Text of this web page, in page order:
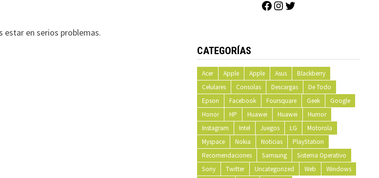
estar en serios problemas.
Facebook
Instagram
CATEGORÍAS
Acer Apple Apple Asus
Blackberry
Celulares
Consolas Descargas
De Todo
Epson
Facebook Foursquare Geek
Google
Honor
HP Huawei Huawei
Humor
Instagram
Intel Juegos LG
Motorola
Myspace
Nokia Noticias
PlayStation
Recomendaciones
Samsung
Sistema Operativo
Sony
Twitter Uncategorized Web
Windows